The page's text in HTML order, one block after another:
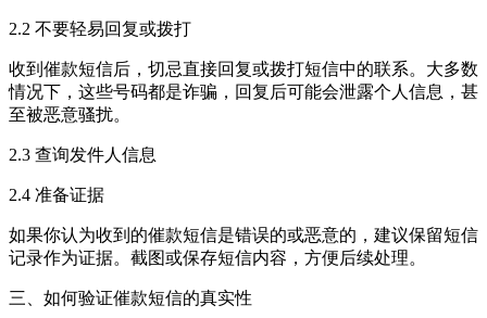
2.2 不要轻易回复或拨打
收到催款短信后，切忌直接回复或拨打短信中的联系。大多数
情况下，这些号码都是诈骗，回复后可能会泄露个人信息，甚
至被恶意骚扰。
2.3 查询发件人信息
2.4 准备证据
如果你认为收到的催款短信是错误的或恶意的，建议保留短信
记录作为证据。截图或保存短信内容，方便后续处理。
三、如何验证催款短信的真实性